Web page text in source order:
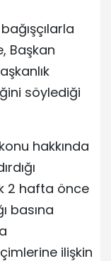
Başkan
söylediği
hakkında
2 hafta önce
basına
ilişkin